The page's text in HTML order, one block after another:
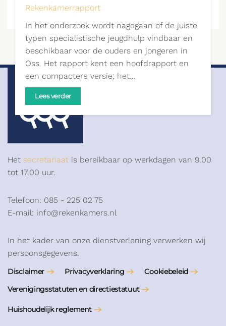
Rekenkamerrapport
In het onderzoek wordt nagegaan of de juiste
typen specialistische jeugdhulp vindbaar en
beschikbaar voor de ouders en jongeren in
Oss. Het rapport kent een hoofdrapport en
een compactere versie; het…
Lees verder
Het secretariaat is bereikbaar op werkdagen van 9.00
tot 17.00 uur.
Telefoon: 085 - 225 02 75
E-mail: info@rekenkamers.nl
In het kader van onze dienstverlening verwerken wij
persoonsgegevens.
Disclaimer Privacyverklaring
Cookiebeleid
Verenigingsstatuten en directiestatuut
Huishoudelijk reglement